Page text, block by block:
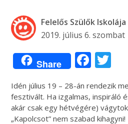
Felelős Szülők Iskolája
2019. július 6. szombat
Share
Idén július 19 – 28-án rendezik
fesztivált. Ha izgalmas, inspiráló
akár csak egy hétvégére)
„Kapolcsot” nem szabad kihagyni!